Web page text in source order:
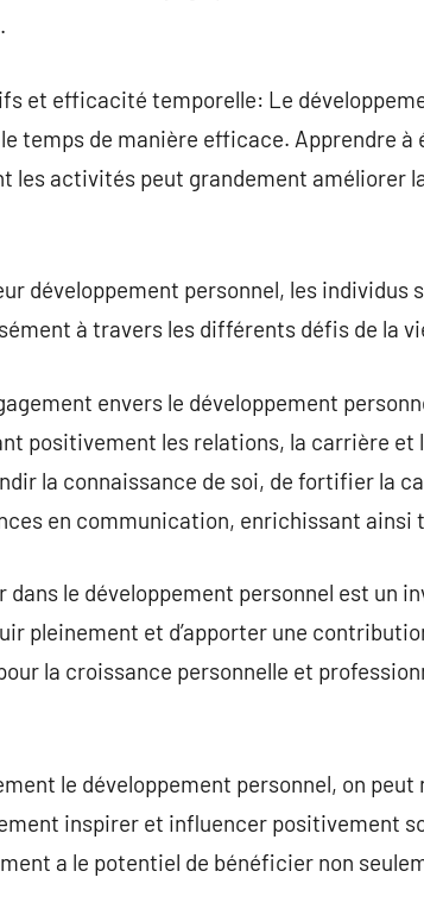
et efficacité temporelle: Le
temps de manière efficace. Apprendre
les activités peut grandement améliorer
développement personnel, les
à travers les différents défis de la
envers le développement
positivement les relations, la carrière et
la connaissance de soi, de fortifier la
en communication, enrichissant ainsi
dans le développement personnel est un
pleinement et d’apporter une
la croissance personnelle et
le développement personnel, on
inspirer et influencer positivement
a le potentiel de bénéficier non